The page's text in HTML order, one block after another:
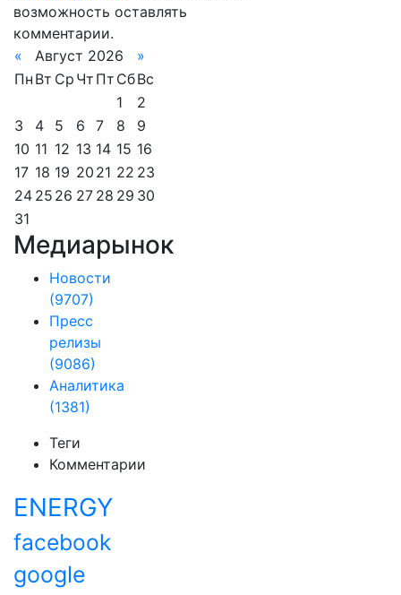
возможность оставлять
комментарии.
«
Август 2026
»
Пн Вт Ср Чт Пт СбВс
1
2
3
4 5 6 7 8
9
10 11 12 13 14 15 16
17 18 19 20 21 22 23
24 25 26 27 28 29 30
31
Медиарынок
Новости
(9707)
Пресс
релизы
(9086)
Аналитика
(1381)
Теги
Комментарии
ENERGY
facebook
google